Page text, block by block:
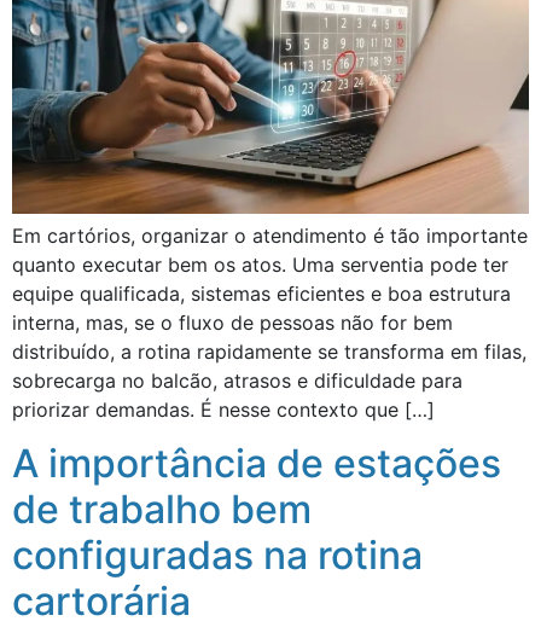
Em cartórios, organizar o atendimento é tão importante
quanto executar bem os atos. Uma serventia pode ter
equipe qualificada, sistemas eficientes e boa estrutura
interna, mas, se o fluxo de pessoas não for bem
distribuído, a rotina rapidamente se transforma em filas,
sobrecarga no balcão, atrasos e dificuldade para
priorizar demandas. É nesse contexto que […]
A importância de estações
de trabalho bem
configuradas na rotina
cartorária